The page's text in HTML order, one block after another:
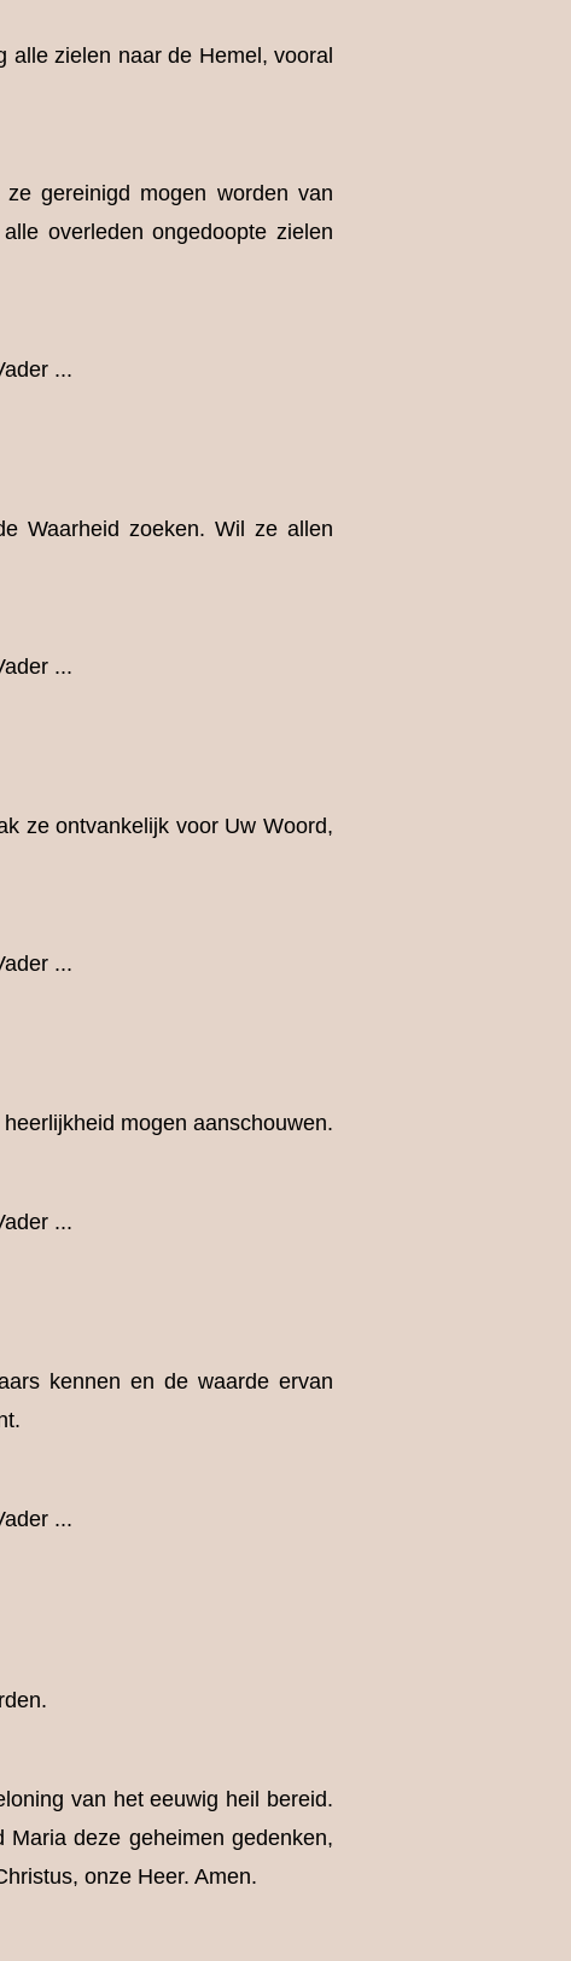
zielen naar de Hemel, vooral
gereinigd mogen worden van
overleden ongedoopte zielen
...
Waarheid zoeken. Wil ze allen
...
ze ontvankelijk voor Uw Woord,
...
mogen aanschouwen.
...
kennen en de waarde ervan
...
van het eeuwig heil bereid.
deze geheimen gedenken,
onze Heer. Amen.